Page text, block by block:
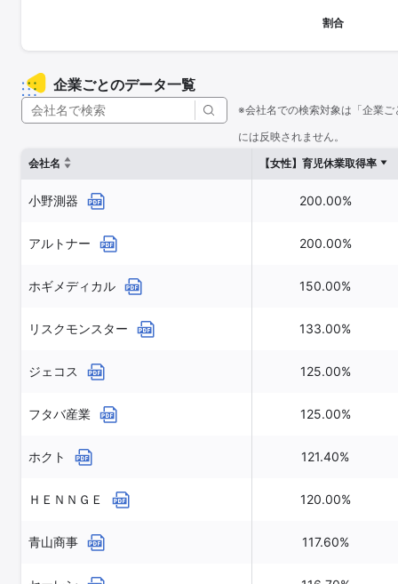
企業ごとのデータ一覧
※会社名での検索対象は「企業
には反映されません。
会社名
【女性】育児休業取得率
小野測器 200.00%
アルトナー 200.00%
ホギメディカル 150.00%
リスクモンスター 133.00%
ジェコス 125.00%
フタバ産業 125.00%
ホクト 121.40%
ＨＥＮＮＧＥ 120.00%
青山商事 117.60%